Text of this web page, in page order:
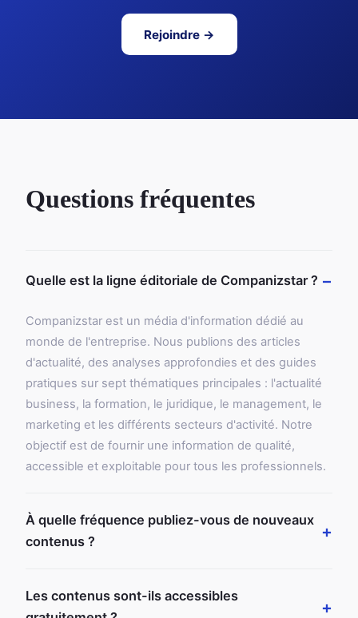
Rejoindre →
Questions fréquentes
Quelle est la ligne éditoriale de Companizstar ?
Companizstar est un média d'information dédié au
monde de l'entreprise. Nous publions des articles
d'actualité, des analyses approfondies et des guides
pratiques sur sept thématiques principales : l'actualité
business, la formation, le juridique, le management, le
marketing et les différents secteurs d'activité. Notre
objectif est de fournir une information de qualité,
accessible et exploitable pour tous les professionnels.
À quelle fréquence publiez-vous de nouveaux
contenus ?
Les contenus sont-ils accessibles